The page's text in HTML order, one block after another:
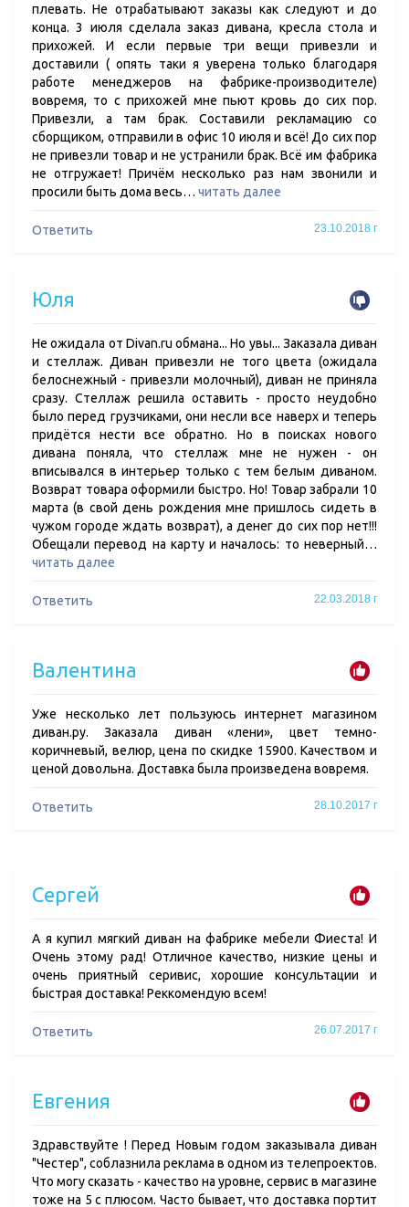
плевать. Не отрабатывают заказы как следуют и до
конца. 3 июля сделала заказ дивана, кресла стола и
прихожей. И если первые три вещи привезли и
доставили ( опять таки я уверена только благодаря
работе менеджеров на фабрике-производителе)
вовремя, то с прихожей мне пьют кровь до сих пор.
Привезли, а там брак. Составили рекламацию со
сборщиком, отправили в офис 10 июля и всё! До сих пор
не привезли товар и не устранили брак. Всё им фабрика
не отгружает! Причём несколько раз нам звонили и
просили быть дома весь… читать далее
Ответить 23.10.2018 г
Юля
Не ожидала от Divan.ru обмана... Но увы... Заказала диван
и стеллаж. Диван привезли не того цвета (ожидала
белоснежный - привезли молочный), диван не приняла
сразу. Стеллаж решила оставить - просто неудобно
было перед грузчиками, они несли все наверх и теперь
придётся нести все обратно. Но в поисках нового
дивана поняла, что стеллаж мне не нужен - он
вписывался в интерьер только с тем белым диваном.
Возврат товара оформили быстро. Но! Товар забрали 10
марта (в свой день рождения мне пришлось сидеть в
чужом городе ждать возврат), а денег до сих пор нет!!!
Обещали перевод на карту и началось: то неверный…
читать далее
Ответить 22.03.2018 г
Валентина
Уже несколько лет пользуюсь интернет магазином
диван.ру. Заказала диван «лени», цвет темно-
коричневый, велюр, цена по скидке 15900. Качеством и
ценой довольна. Доставка была произведена вовремя.
Ответить 28.10.2017 г
Сергей
А я купил мягкий диван на фабрике мебели Фиеста! И
Очень этому рад! Отличное качество, низкие цены и
очень приятный серивис, хорошие консультации и
быстрая доставка! Реккомендую всем!
Ответить 26.07.2017 г
Евгения
Здравствуйте ! Перед Новым годом заказывала диван
"Честер", соблазнила реклама в одном из телепроектов.
Что могу сказать - качество на уровне, сервис в магазине
тоже на 5 с плюсом. Часто бывает, что доставка портит